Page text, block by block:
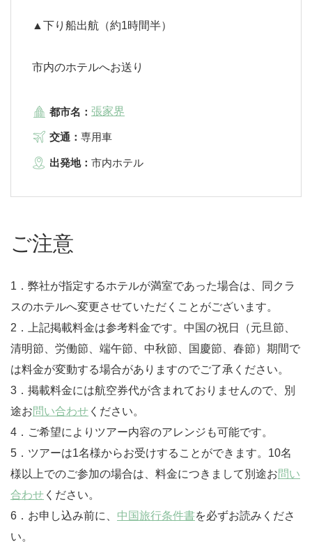
▲下り船出航（約1時間半）
市内のホテルへお送り
都市名： 張家界
交通： 専用車
出発地： 市内ホテル
ご注意
1．弊社が指定するホテルが満室であった場合は、同クラ
スのホテルへ変更させていただくことがございます。
2．上記掲載料金は参考料金です。中国の祝日（元旦節、
清明節、労働節、端午節、中秋節、国慶節、春節）期間で
は料金が変動する場合がありますのでご了承ください。
3．掲載料金には航空券代が含まれておりませんので、別
途お問い合わせ ください。
4．ご希望によりツアー内容のアレンジも可能です。
5．ツアーは1名様からお受けすることができます。10名
様以上でのご参加の場合は、料金につきまして別途お問い
合わせ ください。
6．お申し込み前に、 中国旅行条件書を必ずお読みくださ
い。